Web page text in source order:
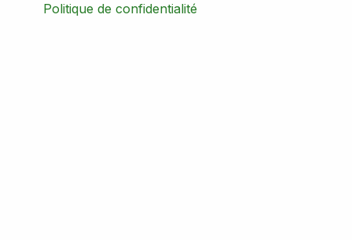
Politique de confidentialité